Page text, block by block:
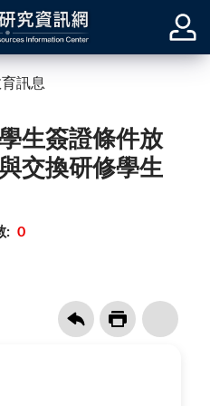
訊息
生簽證條件放
交換研修學生
: 0